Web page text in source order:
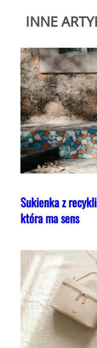
INNE
Sukienka z
która ma sens